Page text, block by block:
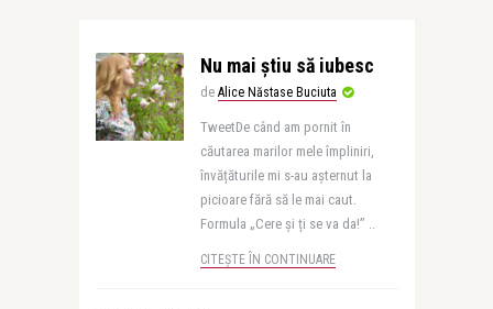
Nu mai știu să iubesc
de Alice Năstase Buciuta
TweetDe când am pornit în
căutarea marilor mele împliniri,
învățăturile mi s-au așternut la
picioare fără să le mai caut.
Formula „Cere și ți se va da!” ..
CITEȘTE ÎN CONTINUARE